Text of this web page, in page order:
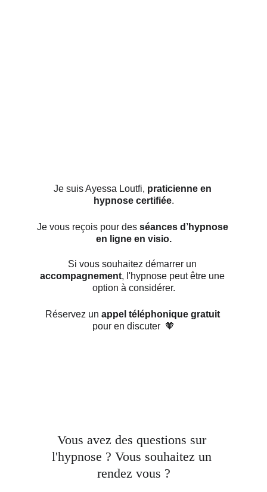
Je suis Ayessa Loutfi, praticienne en
hypnose certifiée.
Je vous reçois pour des séances d’hypnose
en ligne en visio.
Si vous souhaitez démarrer un
accompagnement, l'hypnose peut être une
option à considérer.
Réservez un appel téléphonique gratuit
pour en discuter  🧡
Vous avez des questions sur
l'hypnose ? Vous souhaitez un
rendez vous ?